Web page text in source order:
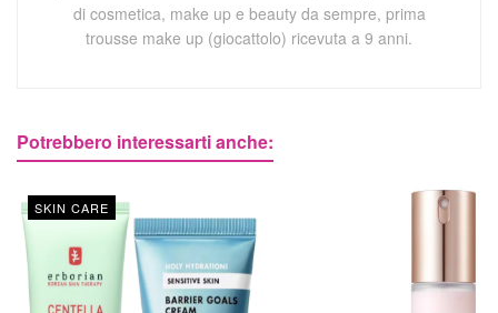
di cosmetica, make up e beauty da sempre, prima
trousse make up (giocattolo) ricevuta a 9 anni.
Potrebbero interessarti anche:
SKIN CARE